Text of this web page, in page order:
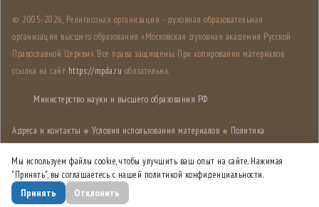
© 2005-2026, Религиозная организация - духовная образовательная
организация высшего образования «Московская духовная академия Русской
Православной Церкви». Все права защищены. При копировании материалов
ссылка на сайт https://mpda.ru обязательна.
Министерство науки и высшего образования РФ
Адреса и контакты ● Условия использования материалов ● Политика
конфиденциальности●Карта сайта
Дизайн разработанЛабораторией дизайна НИУ ВШЭ
Мы используем файлы cookie, чтобы улучшить ваш опыт на сайте. Нажимая
"Принять", вы соглашаетесь с нашей политикой конфиденциальности.
Принять Отклонить